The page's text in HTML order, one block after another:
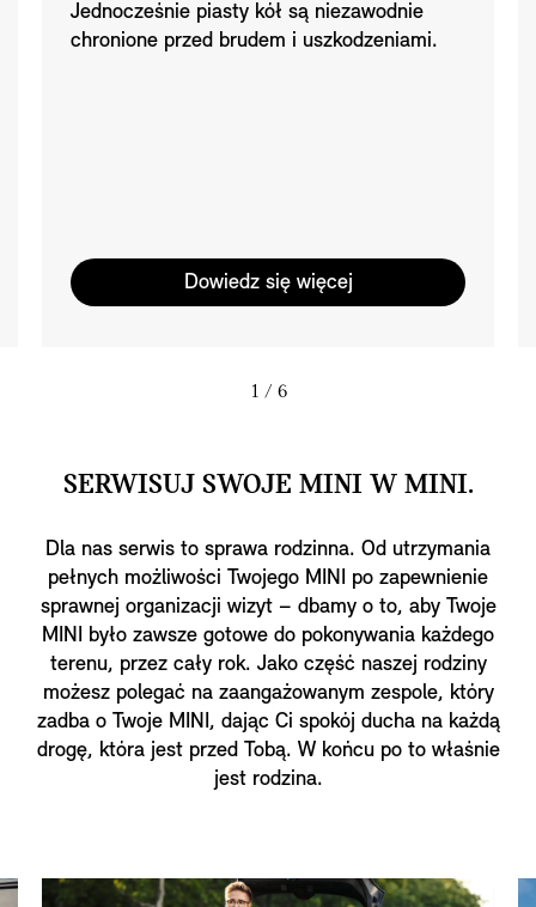
Jednocześnie piasty kół są niezawodnie
chronione przed brudem i uszkodzeniami.
Dowiedz się więcej
1 / 6
SERWISUJ SWOJE MINI W MINI.
Dla nas serwis to sprawa rodzinna. Od utrzymania
pełnych możliwości Twojego MINI po zapewnienie
sprawnej organizacji wizyt – dbamy o to, aby Twoje
MINI było zawsze gotowe do pokonywania każdego
terenu, przez cały rok. Jako część naszej rodziny
możesz polegać na zaangażowanym zespole, który
zadba o Twoje MINI, dając Ci spokój ducha na każdą
drogę, która jest przed Tobą. W końcu po to właśnie
jest rodzina.